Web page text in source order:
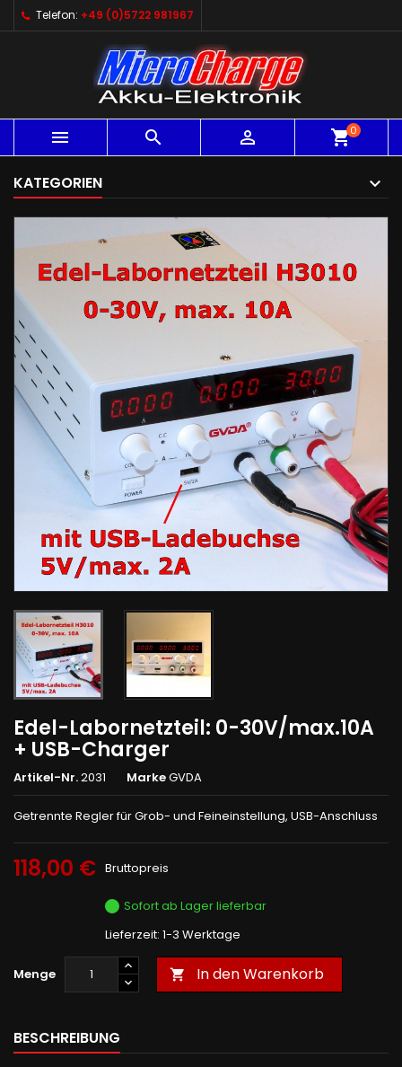
Telefon: +49 (0)5722 981967
   shopping_cart0
KATEGORIEN
Edel-Labornetzteil: 0-30V/max.10A
+ USB-Charger
Artikel-Nr.2031 MarkeGVDA
Getrennte Regler für Grob- und Feineinstellung, USB-Anschluss
118,00 € Bruttopreis
Sofort ab Lager lieferbar
Lieferzeit: 1-3 Werktage
Menge  In den Warenkorb
BESCHREIBUNG